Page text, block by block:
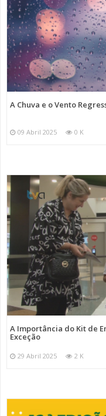
A Chuva e o Vento
09 Abril 2025 0 K
A Importância do Kit de
Exceção
29 Abril 2025 2 K